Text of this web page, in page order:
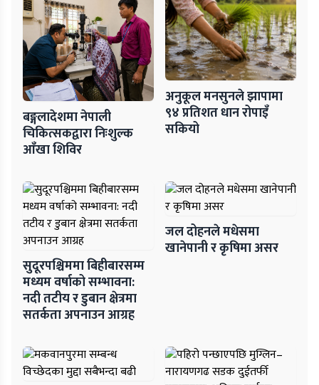
बङ्गलादेशमा नेपाली
चिकित्सकद्वारा निःशुल्क
आँखा शिविर
अनुकूल मनसुनले झापामा
९४ प्रतिशत धान रोपाइँ
सकियो
सुदूरपश्चिममा बिहीबारसम्म
मध्यम वर्षाको सम्भावना:
नदी तटीय र डुबान क्षेत्रमा
सतर्कता अपनाउन आग्रह
जल दोहनले मधेसमा
खानेपानी र कृषिमा असर